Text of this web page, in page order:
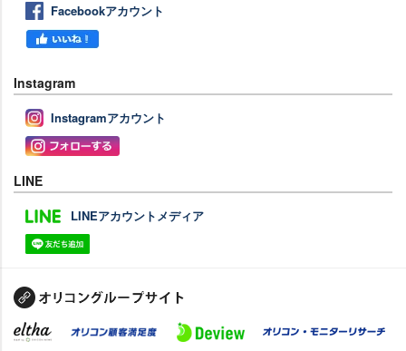
Facebookアカウント
Instagram
Instagramアカウント
LINE
LINEアカウントメディア